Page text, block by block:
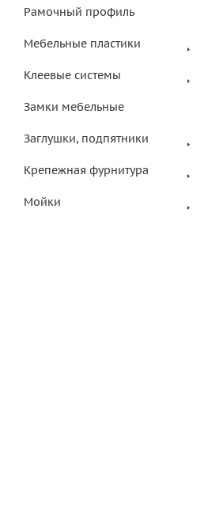
Рамочный профиль
Мебельные пластики
Клеевые системы
Замки мебельные
Заглушки, подпятники
Крепежная фурнитура
Мойки